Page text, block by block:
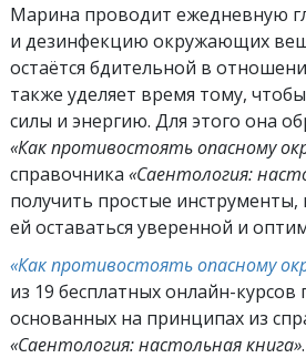
Марина проводит ежедневную
и дезинфекцию окружающих
остаётся бдительной в
также уделяет время тому,
силы и энергию. Для этого она
«Как противостоять опасному
справочника «Саентология:
получить простые
ей оставаться уверенной и
«Как противостоять опасному
из 19 бесплатных онлайн-курсов
основанных на принципах из
«Саентология: настольная книга».